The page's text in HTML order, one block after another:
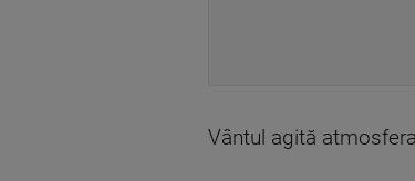
Vântul agită